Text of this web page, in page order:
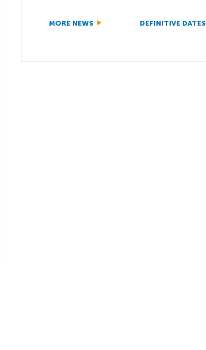
MORE NEWS DEFINITIVE DATES